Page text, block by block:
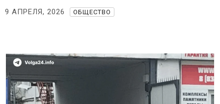
9 АПРЕЛЯ, 2026 ОБЩЕСТВО